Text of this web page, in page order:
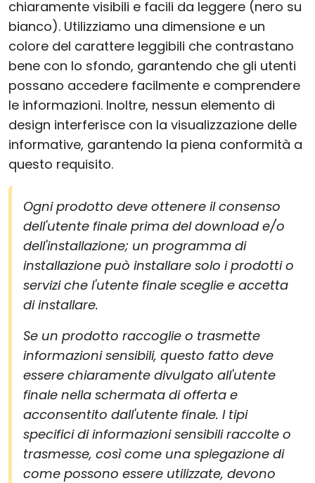
chiaramente visibili e facili da leggere (nero su
bianco). Utilizziamo una dimensione e un
colore del carattere leggibili che contrastano
bene con lo sfondo, garantendo che gli utenti
possano accedere facilmente e comprendere
le informazioni. Inoltre, nessun elemento di
design interferisce con la visualizzazione delle
informative, garantendo la piena conformità a
questo requisito.
Ogni prodotto deve ottenere il consenso
dell'utente finale prima del download e/o
dell'installazione; un programma di
installazione può installare solo i prodotti o
servizi che l'utente finale sceglie e accetta
di installare.
Se un prodotto raccoglie o trasmette
informazioni sensibili, questo fatto deve
essere chiaramente divulgato all'utente
finale nella schermata di offerta e
acconsentito dall'utente finale. I tipi
specifici di informazioni sensibili raccolte o
trasmesse, così come una spiegazione di
come possono essere utilizzate, devono